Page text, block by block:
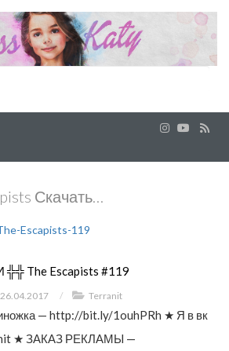
Скачать…
The Escapists #119
26.04.2017 / Terranit
— http://bit.ly/1ouhPRh ★ Я в вк
★ ЗАКАЗ РЕКЛАМЫ —